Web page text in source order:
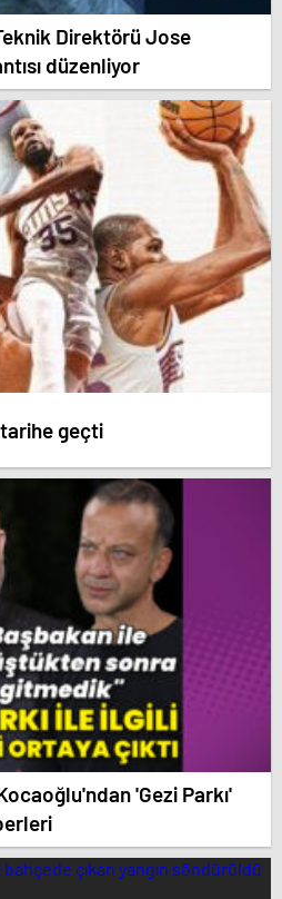
Direktörü Jose
düzenliyor
geçti
'Gezi Parkı'